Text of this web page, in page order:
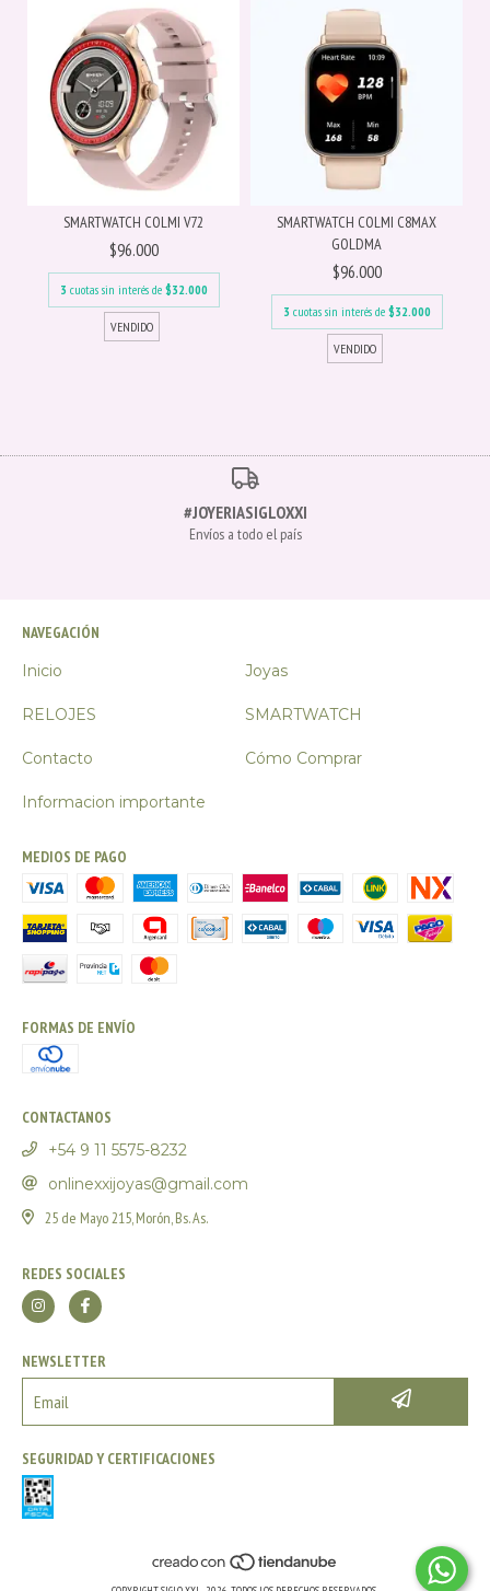
SMARTWATCH COLMI V72
$96.000
3 cuotas sin interés de $32.000
SMARTWATCH COLMI C8MAX
GOLDMA
$96.000
3 cuotas sin interés de $32.000
#JOYERIASIGLOXXI
Envíos a todo el país
NAVEGACIÓN
Inicio
Joyas
RELOJES SMARTWATCH
Contacto Cómo Comprar
Informacion importante
MEDIOS DE PAGO
FORMAS DE ENVÍO
CONTACTANOS
+54 9 11 5575-8232
onlinexxijoyas@gmail.com
25 de Mayo 215, Morón, Bs. As.
REDES SOCIALES
NEWSLETTER
SEGURIDAD Y CERTIFICACIONES